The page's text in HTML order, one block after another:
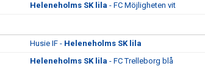
Heleneholms SK lila - FC Möjligheten vit
Husie IF - Heleneholms SK lila
Heleneholms SK lila - FC Trelleborg blå